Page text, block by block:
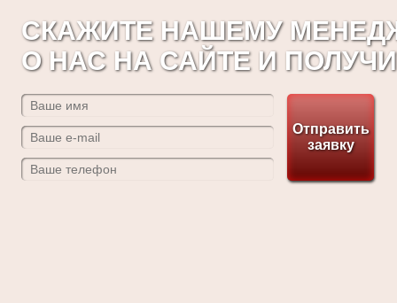
СКАЖИТЕ НАШЕМУ
О НАС НА САЙТЕ И
Отправить
заявку